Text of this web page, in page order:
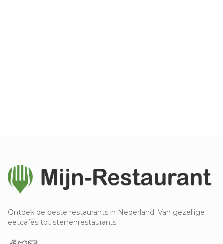
Ontdek de beste restaurants in Nederland. Van gezellige
eetcafés tot sterrenrestaurants.